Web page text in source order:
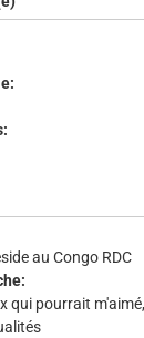
au Congo RDC
qui pourrait